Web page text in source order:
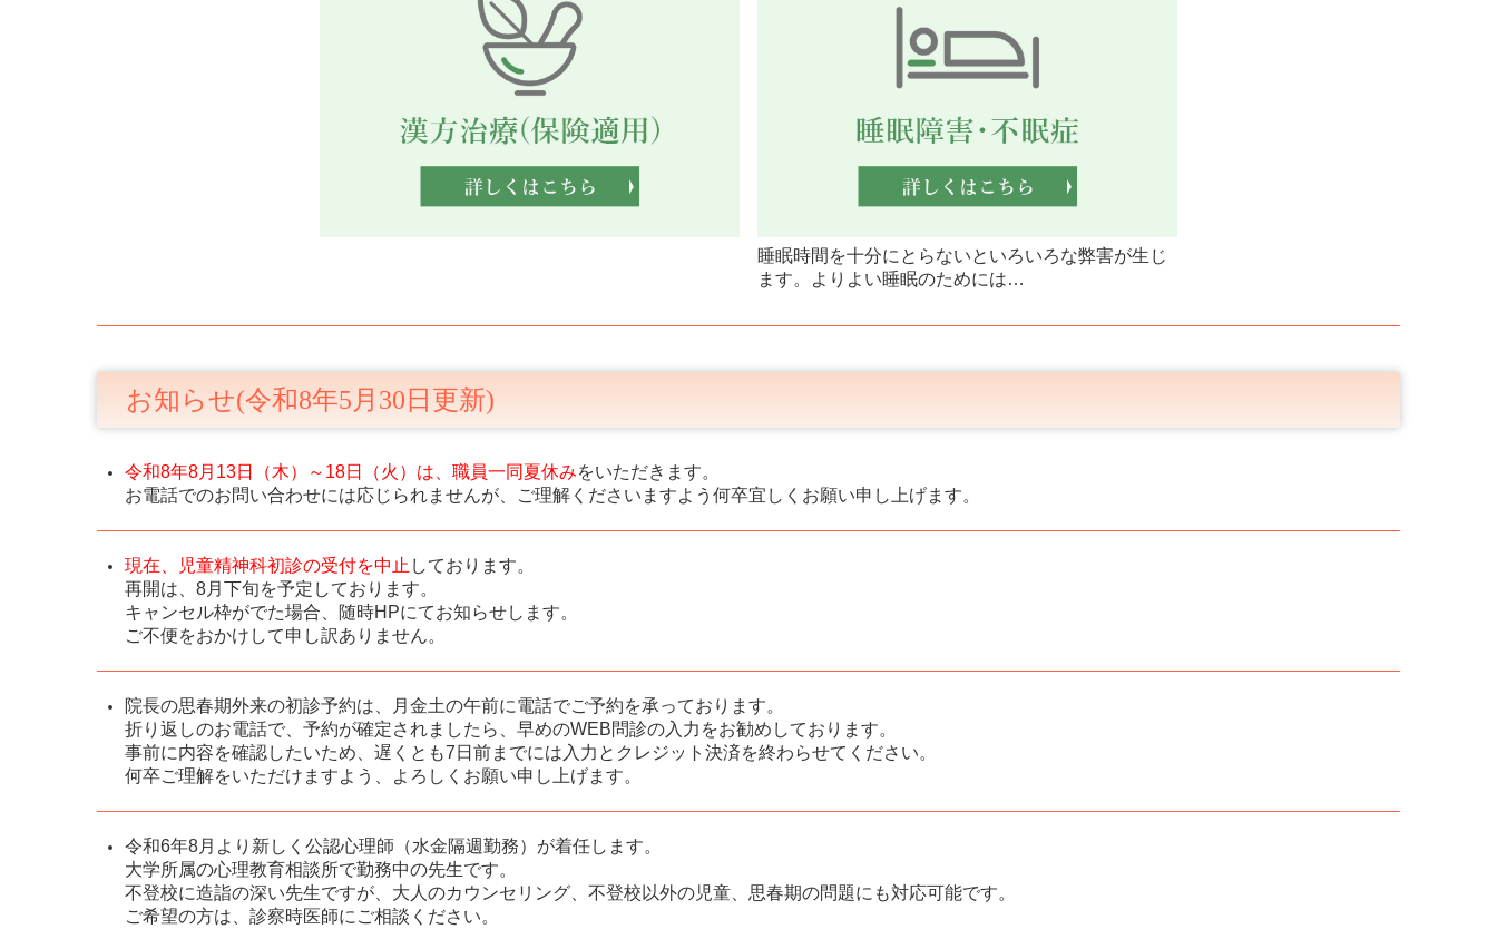
睡眠時間を十分にとらないといろいろな弊害が生じ
ます。よりよい睡眠のためには…
お知らせ(令和8年5月30日更新)
令和8年8月13日（木）～18日（火）は、職員一同夏休みをいただきます。
お電話でのお問い合わせには応じられませんが、ご理解くださいますよう何卒宜しくお願い申し上げます。
現在、児童精神科初診の受付を中止 しております。
再開は、8月下旬を予定しております。
キャンセル枠がでた場合、随時HPにてお知らせします。
ご不便をおかけして申し訳ありません。
院長の思春期外来の初診予約は、月金土の午前に電話でご予約を承っております。
折り返しのお電話で、予約が確定されましたら、早めのWEB問診の入力をお勧めしております。
事前に内容を確認したいため、遅くとも7日前までには入力とクレジット決済を終わらせてください。
何卒ご理解をいただけますよう、よろしくお願い申し上げます。
令和6年8月より新しく公認心理師（水金隔週勤務）が着任します。
大学所属の心理教育相談所で勤務中の先生です。
不登校に造詣の深い先生ですが、大人のカウンセリング、不登校以外の児童、思春期の問題にも対応可能です。
ご希望の方は、診察時医師にご相談ください。